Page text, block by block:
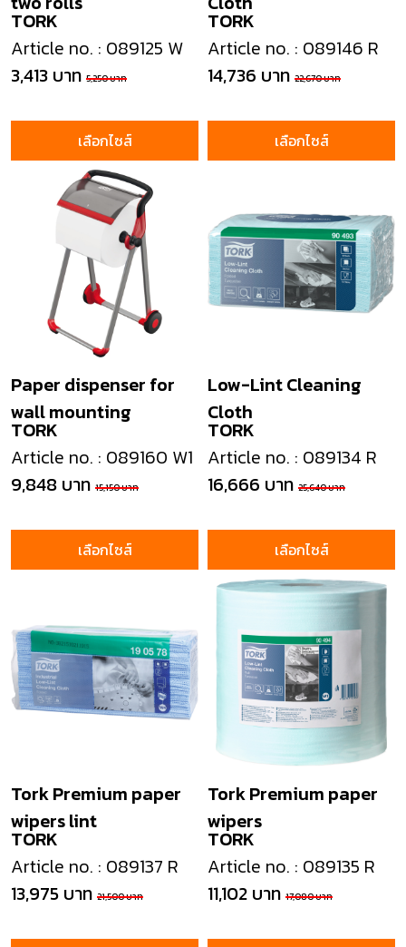
TORK
Article no. : 089125 W
3,413 บาท 5,250 บาท
เลือกไซส์
TORK
Article no. : 089146 R
14,736 บาท 22,670 บาท
เลือกไซส์
TORK
Paper dispenser for
wall mounting
Article no. : 089160 W1
9,848 บาท 15,150 บาท
เลือกไซส์
TORK
Low-Lint Cleaning
Cloth
Article no. : 089134 R
16,666 บาท 25,640 บาท
เลือกไซส์
TORK
Tork Premium paper
wipers lint
Article no. : 089137 R
13,975 บาท 21,500 บาท
TORK
Tork Premium paper
wipers
Article no. : 089135 R
11,102 บาท 17,080 บาท